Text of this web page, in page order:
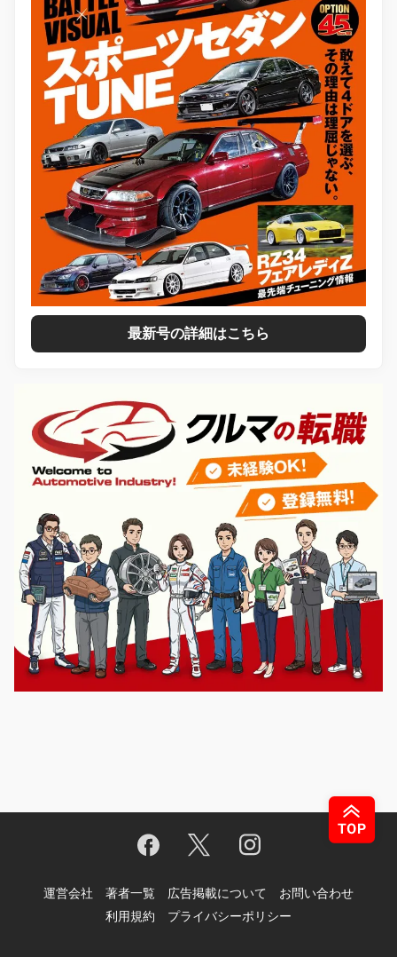
最新号の詳細はこちら
運営会社 著者一覧 広告掲載について
お問い合わせ
利用規約
プライバシーポリシー